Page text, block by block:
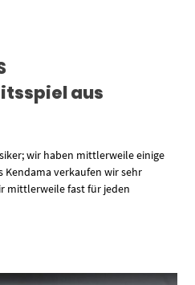
aus
wir haben mittlerweile einige
Kendama verkaufen wir sehr
mittlerweile fast für jeden